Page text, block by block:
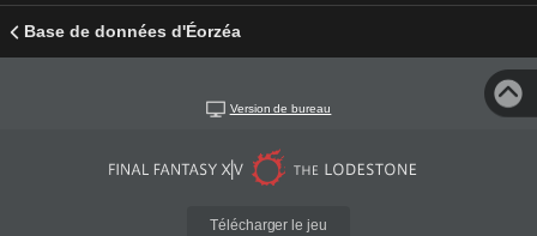
Base de données d'Éorzéa
Version de bureau
Télécharger le jeu